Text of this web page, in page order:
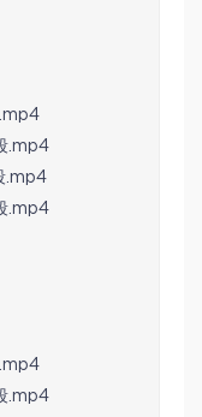
.mp4
.mp4
.mp4
.mp4